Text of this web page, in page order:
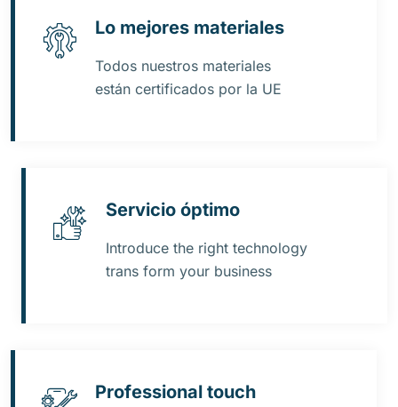
Lo mejores materiales
Todos nuestros materiales
están certificados por la UE
Servicio óptimo
Introduce the right technology
trans form your business
Professional touch